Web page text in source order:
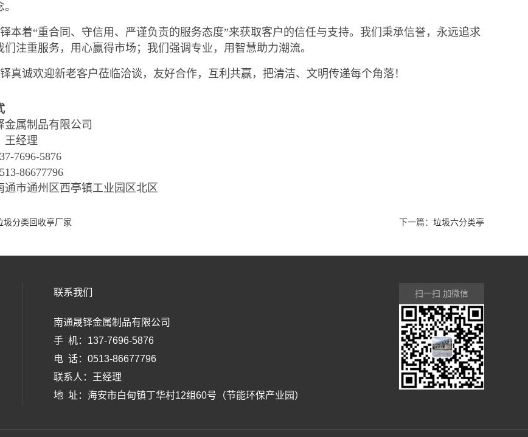
。
本着“重合同、守信用、严谨负责的服务态度”来获取客户的信任与支持。我们秉承信誉，永远追求
们注重服务，用心赢得市场；我们强调专业，用智慧助力潮流。
真诚欢迎新老客户莅临洽谈，友好合作，互利共赢，把清洁、文明传递每个角落！
金属制品有限公司
王经理
7696-5876
86677796
通市通州区西亭镇工业园区北区
圾分类回收亭厂家 下一篇： 垃圾六分类亭
联系我们
南通晟铎金属制品有限公司
手 机：137-7696-5876
电 话：0513-86677796
联系人：王经理
地 址： 海安市白甸镇丁华村12组60号（节能环保产业园）
扫一扫 加微信